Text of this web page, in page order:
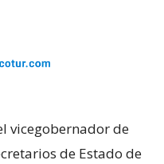
vicegobernador de
de Estado de